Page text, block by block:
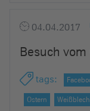
04.04.2017
Besuch
tags:
Ostern Weißblech